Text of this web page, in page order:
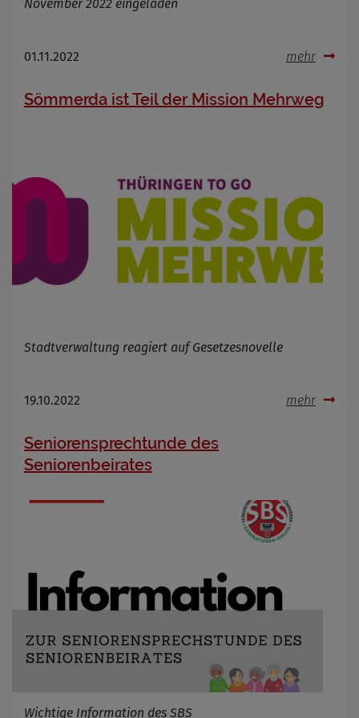
November 2022 eingeladen
01.11.2022 mehr
Sömmerda ist Teil der Mission Mehrweg
Stadtverwaltung reagiert auf Gesetzesnovelle
19.10.2022 mehr
Seniorensprechtunde des
Seniorenbeirates
Wichtige Information des SBS
Cookies die bei der Verwendung von
Zweck
Cookie Laufzeit